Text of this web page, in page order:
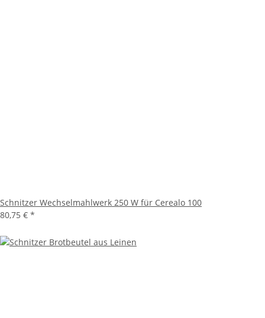
Schnitzer Wechselmahlwerk 250 W für Cerealo 100
80,75 € *